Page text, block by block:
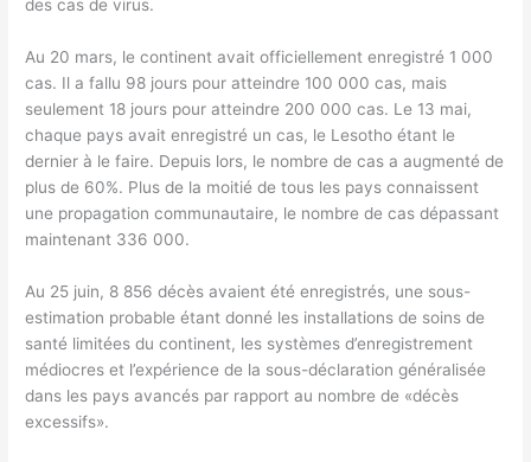
des cas de virus.
Au 20 mars, le continent avait officiellement enregistré 1 000
cas. Il a fallu 98 jours pour atteindre 100 000 cas, mais
seulement 18 jours pour atteindre 200 000 cas. Le 13 mai,
chaque pays avait enregistré un cas, le Lesotho étant le
dernier à le faire. Depuis lors, le nombre de cas a augmenté de
plus de 60%. Plus de la moitié de tous les pays connaissent
une propagation communautaire, le nombre de cas dépassant
maintenant 336 000.
Au 25 juin, 8 856 décès avaient été enregistrés, une sous-
estimation probable étant donné les installations de soins de
santé limitées du continent, les systèmes d’enregistrement
médiocres et l’expérience de la sous-déclaration généralisée
dans les pays avancés par rapport au nombre de «décès
excessifs».